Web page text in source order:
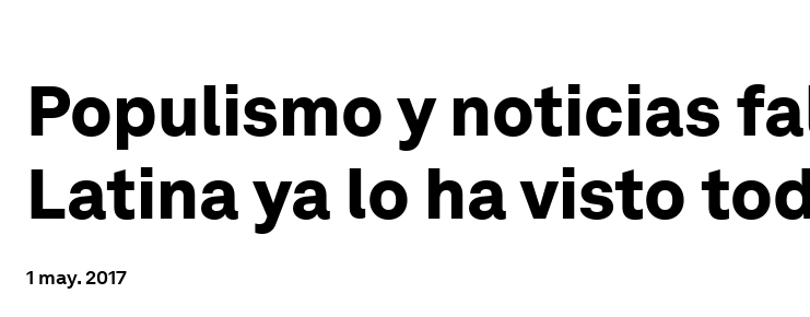
Populismo y noticias
Latina ya lo ha visto
1 may. 2017